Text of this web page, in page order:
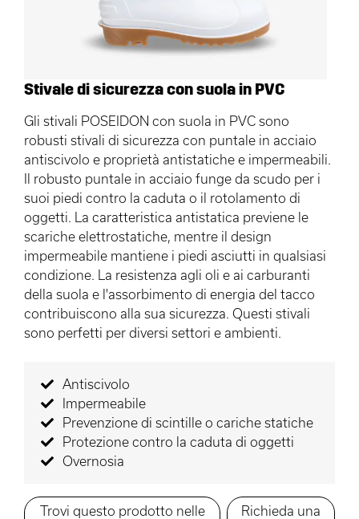
Stivale di sicurezza con suola in PVC
Gli stivali POSEIDON con suola in PVC sono
robusti stivali di sicurezza con puntale in acciaio
antiscivolo e proprietà antistatiche e impermeabili.
Il robusto puntale in acciaio funge da scudo per i
suoi piedi contro la caduta o il rotolamento di
oggetti. La caratteristica antistatica previene le
scariche elettrostatiche, mentre il design
impermeabile mantiene i piedi asciutti in qualsiasi
condizione. La resistenza agli oli e ai carburanti
della suola e l'assorbimento di energia del tacco
contribuiscono alla sua sicurezza. Questi stivali
sono perfetti per diversi settori e ambienti.
Antiscivolo
Impermeabile
Prevenzione di scintille o cariche statiche
Protezione contro la caduta di oggetti
Overnosia
Trovi questo prodotto nelle
Richieda una